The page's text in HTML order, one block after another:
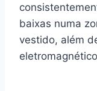
baixas numa
vestido, além